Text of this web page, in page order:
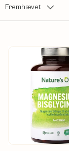
Fremhævet